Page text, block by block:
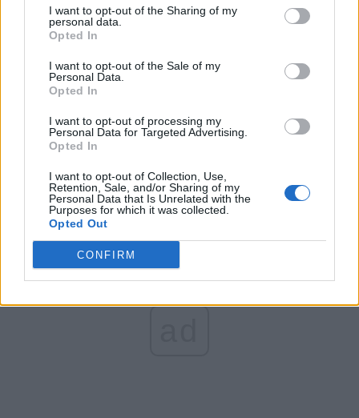
I want to opt-out of the Sharing of my
personal data.
Opted In
I want to opt-out of the Sale of my
Personal Data.
Opted In
I want to opt-out of processing my
Personal Data for Targeted Advertising.
Opted In
I want to opt-out of Collection, Use,
Retention, Sale, and/or Sharing of my
Personal Data that Is Unrelated with the
Purposes for which it was collected.
Opted Out
CONFIRM
FAR (Coarnă)
România pe Primul Loc (Ponta)
Arată rezultatele
Arhiva sondajelor